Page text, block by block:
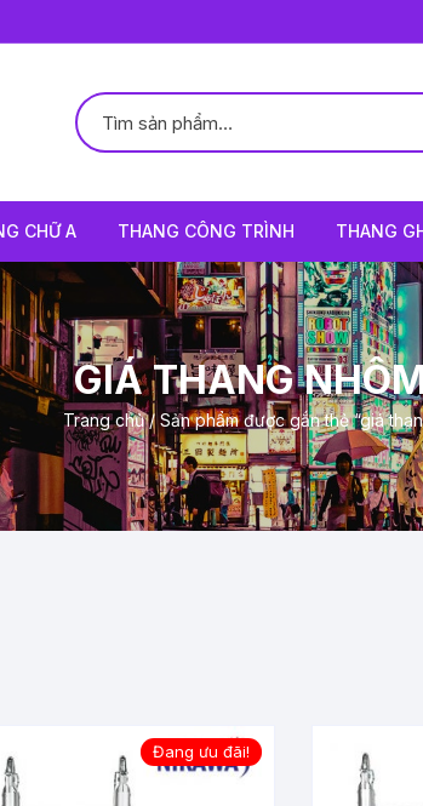
CHỮ A THANG CÔNG TRÌNH THANG
GIÁ THANG
Trang chủ/ Sản phẩm được gắn thẻ “giá
Đang ưu đãi!